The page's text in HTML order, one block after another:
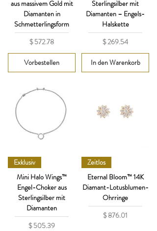
aus massivem Gold mit
Diamanten in
Schmetterlingsform
Preis
$ 572.78
Vorbestellen
Sterlingsilber mit
Diamanten – Engels-
Halskette
Preis
$ 269.54
In den Warenkorb
Exklusiv
Mini Halo Wings™
Engel-Choker aus
Sterlingsilber mit
Diamanten
Preis
$ 505.39
Zeitlos
Eternal Bloom™ 14K
Diamant-Lotusblumen-
Ohrringe
Preis
$ 876.01